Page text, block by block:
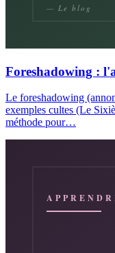
Foreshadowing :
Le foreshadowing
exemples cultes (Le
méthode pour…